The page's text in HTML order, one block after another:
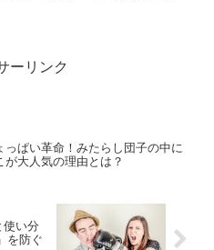
ーリンク
っぱい革命！みたらし団子の中に
が大人気の理由とは？
使い分
を防ぐ